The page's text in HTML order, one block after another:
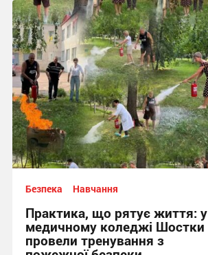
17:34, 3.08.2026
Безпека Навчання
Практика, що рятує життя: у
медичному коледжі Шостки
провели тренування з